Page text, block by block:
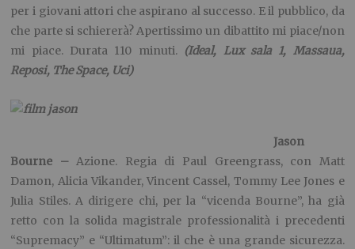
per i giovani attori che aspirano al successo. E il pubblico, da
che parte si schiererà? Apertissimo un dibattito mi piace/non
mi piace. Durata 110 minuti. (Ideal, Lux sala 1, Massaua,
Reposi, The Space, Uci)
Jason
Bourne –Azione. Regia di Paul Greengrass, con Matt
Damon, Alicia Vikander, Vincent Cassel, Tommy Lee Jones e
Julia Stiles. A dirigere chi, per la “vicenda Bourne”, ha già
retto con la solida magistrale professionalità i precedenti
“Supremacy” e “Ultimatum”: il che è una grande sicurezza.